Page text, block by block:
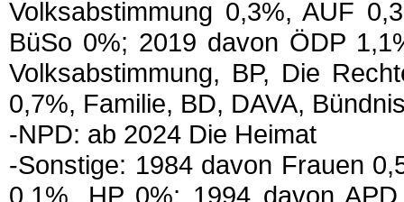
Volksabstimmung 0,3%, AUF
BüSo 0%; 2019 davon ÖDP
Volksabstimmung, BP, Die
0,7%, Familie, BD, DAVA,
-NPD: ab 2024 Die Heimat
-Sonstige: 1984 davon Frauen
0,1%, HP 0%; 1994 davon